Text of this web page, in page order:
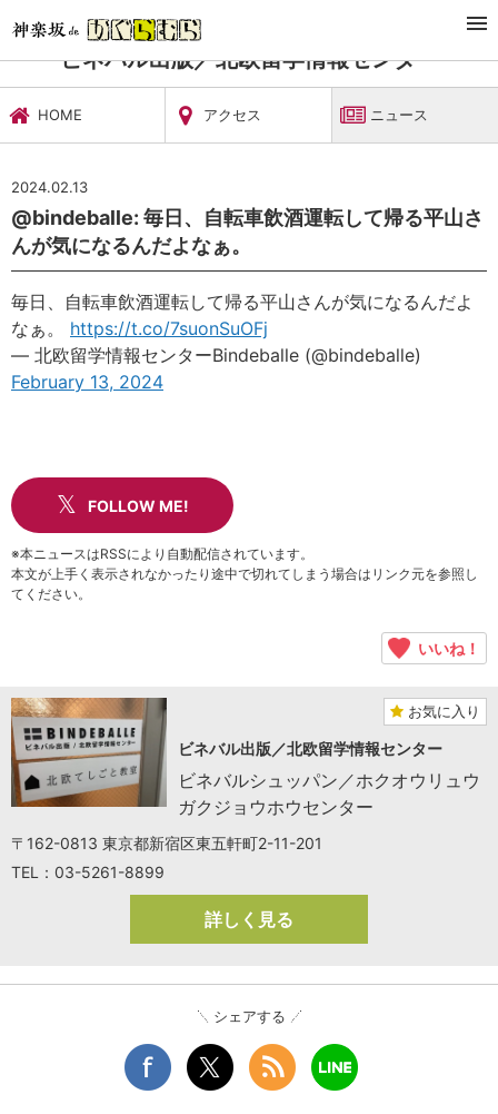
習い事・稽古 ビネバル出版／北欧留学情報センター ニュース
ビネバル出版／北欧留学情報センター
HOME アクセス ニュース
2024.02.13
@bindeballe: 毎日、自転車飲酒運転して帰る平山さ
んが気になるんだよなぁ。
毎日、自転車飲酒運転して帰る平山さんが気になるんだよ
なぁ。 https://t.co/7suonSuOFj
— 北欧留学情報センターBindeballe (@bindeballe)
February 13, 2024
FOLLOW ME!
※本ニュースはRSSにより自動配信されています。
本文が上手く表示されなかったり途中で切れてしまう場合はリンク元を参照し
てください。
いいね！
お気に入り
ビネバル出版／北欧留学情報センター
ビネバルシュッパン／ホクオウリュウ
ガクジョウホウセンター
〒162-0813 東京都新宿区東五軒町2-11-201
TEL：03-5261-8899
詳しく見る
シェアする